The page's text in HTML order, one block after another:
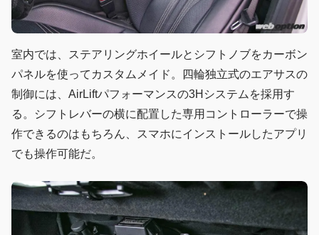
室内では、ステアリングホイールとシフトノブをカーボン
パネルを使ってカスタムメイド。四輪独立式のエアサスの
制御には、AirLiftパフォーマンスの3Hシステムを採用す
る。シフトレバーの横に配置した専用コントローラーで操
作できるのはもちろん、スマホにインストールしたアプリ
でも操作可能だ。